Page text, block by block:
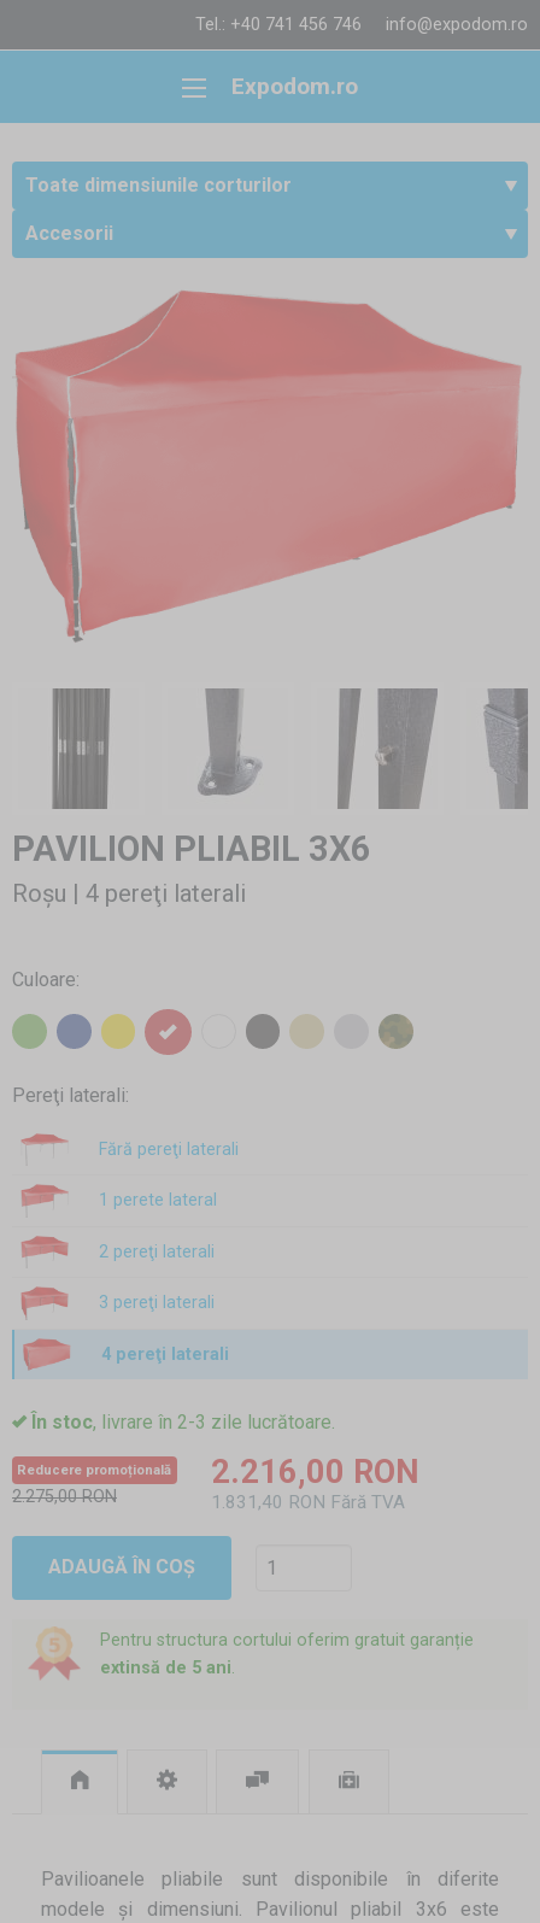
Tel.: +40 741 456 746 info@expodom.ro
Expodom.ro
Toate dimensiunile corturilor
Accesorii
PAVILION PLIABIL 3X6
Roșu | 4 pereţi laterali
Culoare:
Pereţi laterali:
Fără pereţi laterali
1 perete lateral
2 pereţi laterali
3 pereţi laterali
4 pereţi laterali
În stoc, livrare în 2-3 zile lucrătoare.
Reducere promoțională
2.275,00 RON
2.216,00 RON
1.831,40 RON Fără TVA
ADAUGĂ ÎN COȘ
Pentru structura cortului oferim gratuit garanție
extinsă de 5 ani.
Pavilioanele pliabile sunt disponibile în diferite
modele și dimensiuni. Pavilionul pliabil 3x6 este